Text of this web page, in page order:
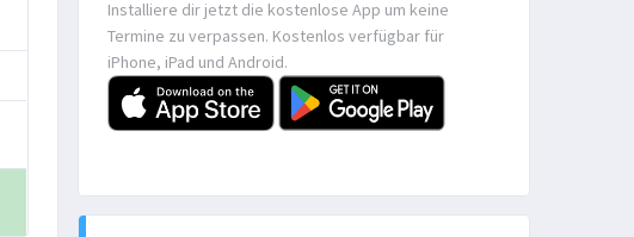
Installiere dir jetzt die kostenlose App um keine
Termine zu verpassen. Kostenlos verfügbar für
iPhone, iPad und Android.